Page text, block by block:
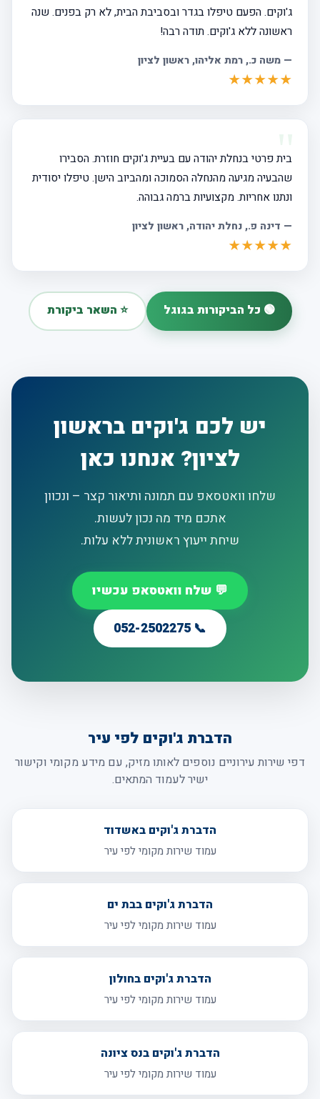
ג'וקים. הפעם טיפלו בגדר ובסביבת הבית, לא רק בפנים. שנה
ראשונה ללא ג'וקים. תודה רבה!
— משה כ., רמת אליהו, ראשון לציון
★★★★★
בית פרטי בנחלת יהודה עם בעיית ג'וקים חוזרת. הסבירו
שהבעיה מגיעה מהנחלה הסמוכה ומהביוב הישן. טיפלו יסודית
ונתנו אחריות. מקצועיות ברמה גבוהה.
— דינה פ., נחלת יהודה, ראשון לציון
★★★★★
🟢 כל הביקורות בגוגל ⭐ השאר ביקורת
יש לכם ג'וקים בראשון
לציון? אנחנו כאן
שלחו וואטסאפ עם תמונה ותיאור קצר – ונכוון
אתכם מיד מה נכון לעשות.
שיחת ייעוץ ראשונית ללא עלות.
💬 שלח וואטסאפ עכשיו
📞 052-2502275
הדברת ג'וקים לפי עיר
דפי שירות עירוניים נוספים לאותו מזיק, עם מידע מקומי וקישור
ישיר לעמוד המתאים.
הדברת ג'וקים באשדוד
עמוד שירות מקומי לפי עיר
הדברת ג'וקים בבת ים
עמוד שירות מקומי לפי עיר
הדברת ג'וקים בחולון
עמוד שירות מקומי לפי עיר
הדברת ג'וקים בנס ציונה
עמוד שירות מקומי לפי עיר